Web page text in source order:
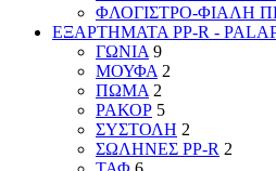
ΦΛΟΓΙΣΤΡΟ-ΦΙΑΛΗ
ΕΞΑΡΤΗΜΑΤΑ PP-R -
ΓΩΝΙΑ 9
ΜΟΥΦΑ 2
ΠΩΜΑ 2
ΡΑΚΟΡ 5
ΣΥΣΤΟΛΗ 2
ΣΩΛΗΝΕΣ PP-R 2